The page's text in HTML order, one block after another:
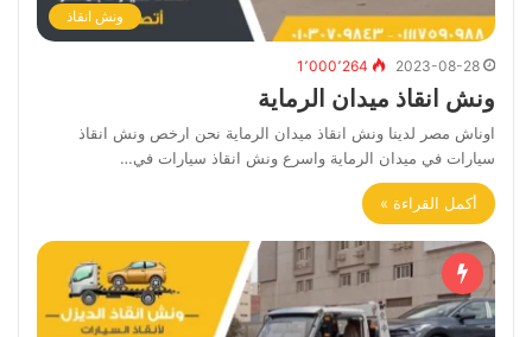
ونش انقاذ
2023-08-28 1٬000٬264
ونش انقاذ ميدان الرماية
اوناش مصر لدينا ونش انقاذ ميدان الرماية نحن ارخص ونش انقاذ
سيارات في ميدان الرماية واسرع ونش انقاذ سيارات في…
أكمل القراءة »